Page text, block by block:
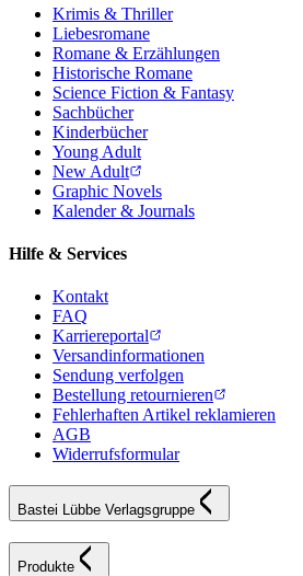
Krimis & Thriller
Liebesromane
Romane & Erzählungen
Historische Romane
Science Fiction & Fantasy
Sachbücher
Kinderbücher
Young Adult
New Adult
Graphic Novels
Kalender & Journals
Hilfe & Services
Kontakt
FAQ
Karriereportal
Versandinformationen
Sendung verfolgen
Bestellung retournieren
Fehlerhaften Artikel reklamieren
AGB
Widerrufsformular
Bastei Lübbe Verlagsgruppe
Produkte